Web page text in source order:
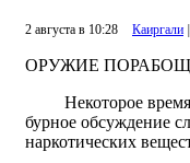
2 августа в 10:28 Каиргали |
ОРУЖИЕ
Некоторое время
бурное обсуждение
наркотических